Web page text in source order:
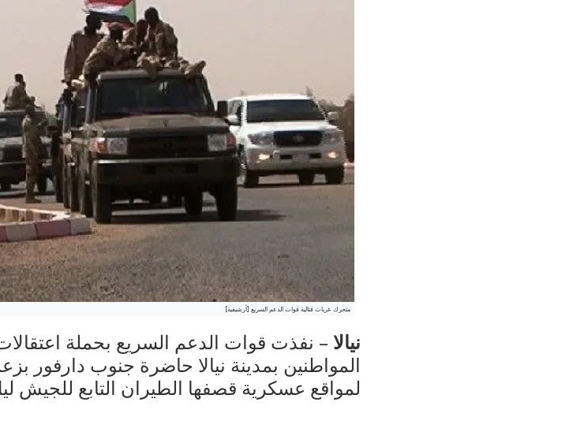
متحرك عربات قتالية قوات الدعم السريع [أرشيفية]
نيالا – نفذت قوات الدعم السريع بحملة
المواطنين بمدينة نيالا حاضرة جنوب دارفور
لمواقع عسكرية قصفها الطيران التابع للجيش